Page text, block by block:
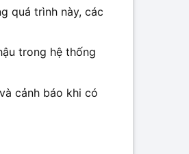
quá trình này, các
trong hệ thống
cảnh báo khi có